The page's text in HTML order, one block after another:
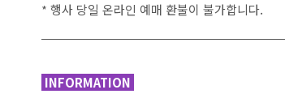
* 행사 당일 온라인 예매 환불이 불가합니다.
INFORMATION